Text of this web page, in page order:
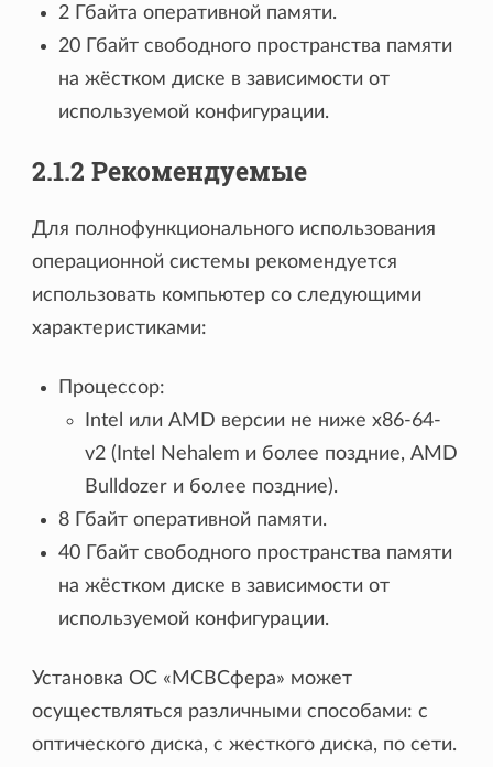
2 Гбайта оперативной памяти.
20 Гбайт свободного пространства памяти
на жёстком диске в зависимости от
используемой конфигурации.
2.1.2 Рекомендуемые
Для полнофункционального использования
операционной системы рекомендуется
использовать компьютер со следующими
характеристиками:
Процессор:
Intel или AMD версии не ниже x86-64-
v2 (Intel Nehalem и более поздние, AMD
Bulldozer и более поздние).
8 Гбайт оперативной памяти.
40 Гбайт свободного пространства памяти
на жёстком диске в зависимости от
используемой конфигурации.
Установка ОС «МСВСфера» может
осуществляться различными способами: с
оптического диска, с жесткого диска, по сети.